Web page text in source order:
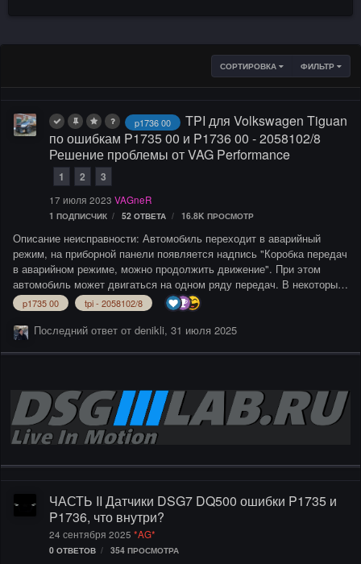
СОРТИРОВКА ФИЛЬТР
p1736 00
TPI для Volkswagen Tiguan
по ошибкам P1735 00 и P1736 00 - 2058102/8
Решение проблемы от VAG Performance
1 2 3
17 июля 2023 VAGneR
1 ПОДПИСЧИК 52 ОТВЕТА 16.8K ПРОСМОТР
Описание неисправности: Автомобиль переходит в аварийный
режим, на приборной панели появляется надпись "Коробка передач
в аварийном режиме, можно продолжить движение". При этом
автомобиль может двигаться на одном ряду передач. В некоторых
случаях после выключения-включения зажигания автомобиль на
какое-то время переходит в нормальный режим работы, движение
возможно на всех передачах. Потом ситуация повторяется. В
регистраторе событий блока управления КП фиксируются ошибки:
положения муфты 2 электрическая неисправность (Position sen…
Последний ответ от denikli, 31 июля 2025
p1735 00 tpi - 2058102/8
ЧАСТЬ II Датчики DSG7 DQ500 ошибки P1735 и
P1736, что внутри?
24 сентября 2025 *AG*
0 ОТВЕТОВ 354 ПРОСМОТРА